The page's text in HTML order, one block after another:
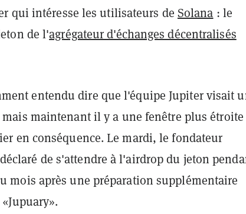
qui intéresse les utilisateurs de Solana : le
de l'agrégateur d'échanges décentralisés
entendu dire que l'équipe Jupiter visait
maintenant il y a une fenêtre plus
en conséquence. Le mardi, le fondateur
de s'attendre à l'airdrop du jeton
mois après une préparation supplémentaire